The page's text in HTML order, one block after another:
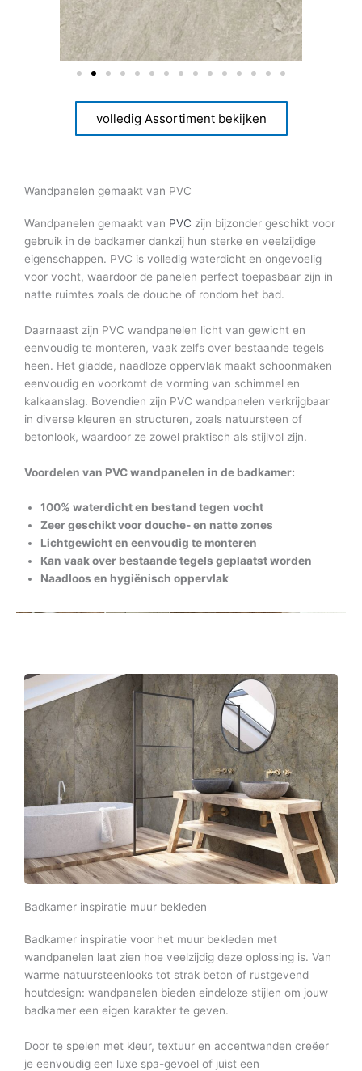
volledig Assortiment bekijken
Wandpanelen gemaakt van PVC
Wandpanelen gemaakt van PVC zijn bijzonder geschikt voor
gebruik in de badkamer dankzij hun sterke en veelzijdige
eigenschappen. PVC is volledig waterdicht en ongevoelig
voor vocht, waardoor de panelen perfect toepasbaar zijn in
natte ruimtes zoals de douche of rondom het bad.
Daarnaast zijn PVC wandpanelen licht van gewicht en
eenvoudig te monteren, vaak zelfs over bestaande tegels
heen. Het gladde, naadloze oppervlak maakt schoonmaken
eenvoudig en voorkomt de vorming van schimmel en
kalkaanslag. Bovendien zijn PVC wandpanelen verkrijgbaar
in diverse kleuren en structuren, zoals natuursteen of
betonlook, waardoor ze zowel praktisch als stijlvol zijn.
Voordelen van PVC wandpanelen in de badkamer:
100% waterdicht en bestand tegen vocht
Zeer geschikt voor douche- en natte zones
Lichtgewicht en eenvoudig te monteren
Kan vaak over bestaande tegels geplaatst worden
Naadloos en hygiënisch oppervlak
Badkamer inspiratie muur bekleden
Badkamer inspiratie voor het muur bekleden met
wandpanelen laat zien hoe veelzijdig deze oplossing is. Van
warme natuursteenlooks tot strak beton of rustgevend
houtdesign: wandpanelen bieden eindeloze stijlen om jouw
badkamer een eigen karakter te geven.
Door te spelen met kleur, textuur en accentwanden creëer
je eenvoudig een luxe spa-gevoel of juist een